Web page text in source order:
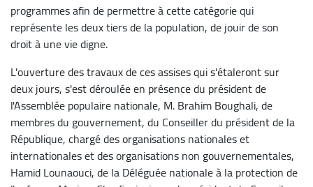
programmes afin de permettre à cette catégorie qui
représente les deux tiers de la population, de jouir de son
droit à une vie digne.
L'ouverture des travaux de ces assises qui s'étaleront sur
deux jours, s'est déroulée en présence du président de
l'Assemblée populaire nationale, M. Brahim Boughali, de
membres du gouvernement, du Conseiller du président de la
République, chargé des organisations nationales et
internationales et des organisations non gouvernementales,
Hamid Lounaouci, de la Déléguée nationale à la protection de